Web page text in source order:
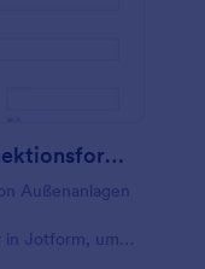
Landschaftspflege Ortinspektionsformular
Außenanlagen
in Jotform, um